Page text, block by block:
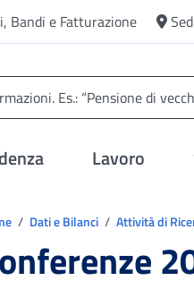
Bandi e Fatturazione
Lavoro
Dati e Bilanci Attività di